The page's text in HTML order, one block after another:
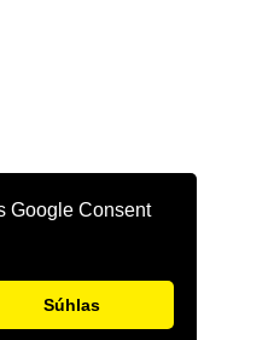
Google Consent
Súhlas